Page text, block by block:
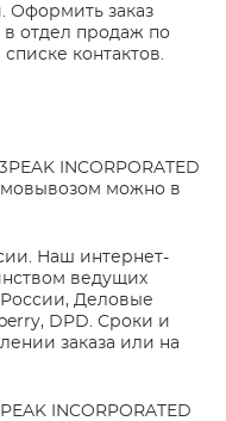
Оформить заказ
в отдел продаж по
контактов.
INCORPORATED
можно в
Наш интернет-
ведущих
Деловые
DPD. Сроки и
заказа или на
INCORPORATED